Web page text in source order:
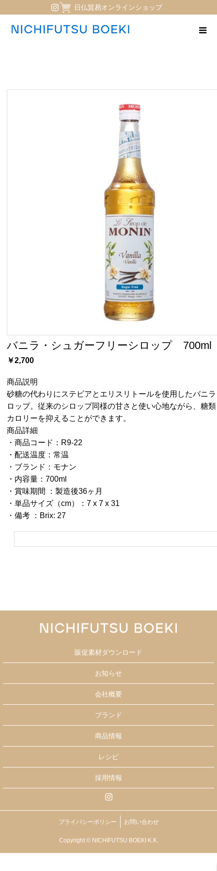
日仏貿易オンラインショップ
バニラ・シュガーフリーシロップ 700ml
￥2,700
商品説明
砂糖の代わりにステビアとエリスリトールを使用したバニ
ロップ。従来のシロップ同様の甘さと使い心地ながら、糖
カロリーを抑えることができます。
商品詳細
・商品コード：R9-22
・配送温度：常温
・ブランド：モナン
・内容量：700ml
・賞味期間 ：製造後36ヶ月
・単品サイズ（cm）：7 x 7 x 31
・備考 ：Brix: 27
販促素材ダウンロード
お知らせ
会社概要
ブランド
商品情報
レシピ
採用情報
プライバシーポリシー お問い合わせ
Copyright © NICHIFUTSU BOEKI K.K.